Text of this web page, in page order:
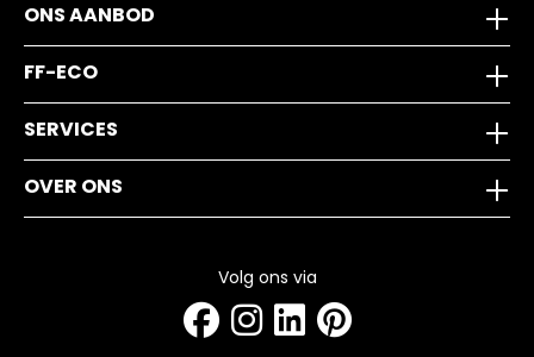
ONS AANBOD
FF-ECO
SERVICES
OVER ONS
Volg ons via